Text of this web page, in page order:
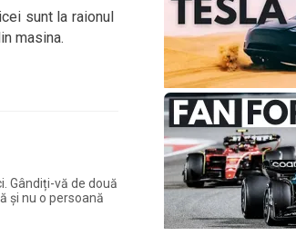
sunt la raionul
masina.
Gândiți-vă de două
și nu o persoană